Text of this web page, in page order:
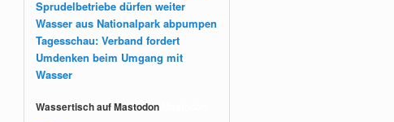
Sprudelbetriebe dürfen weiter
Wasser aus Nationalpark abpumpen
Tagesschau: Verband fordert
Umdenken beim Umgang mit
Wasser
Wassertisch auf Mastodon